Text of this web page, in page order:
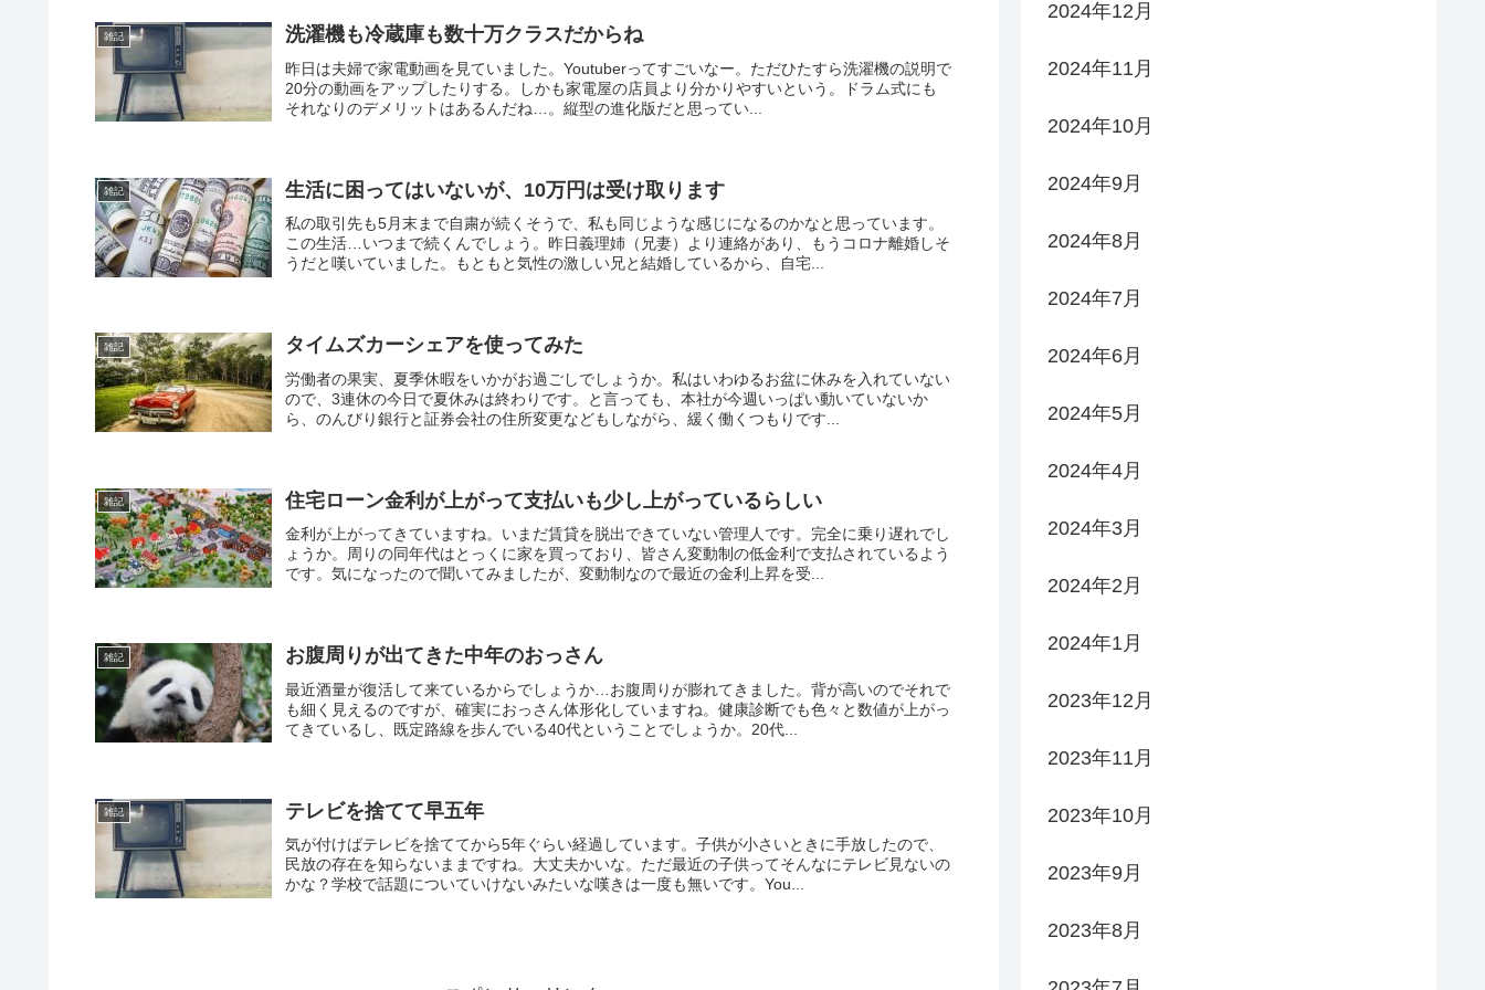
雑記 洗濯機も冷蔵庫も数十万クラスだからね
昨日は夫婦で家電動画を見ていました。Youtuberってすごいなー。ただひたすら洗濯機の説明で
20分の動画をアップしたりする。しかも家電屋の店員より分かりやすいという。ドラム式にも
それなりのデメリットはあるんだね…。縦型の進化版だと思ってい...
雑記 生活に困ってはいないが、10万円は受け取ります
私の取引先も5月末まで自粛が続くそうで、私も同じような感じになるのかなと思っています。
この生活…いつまで続くんでしょう。昨日義理姉（兄妻）より連絡があり、もうコロナ離婚しそ
うだと嘆いていました。もともと気性の激しい兄と結婚しているから、自宅...
雑記 タイムズカーシェアを使ってみた
労働者の果実、夏季休暇をいかがお過ごしでしょうか。私はいわゆるお盆に休みを入れていない
ので、3連休の今日で夏休みは終わりです。と言っても、本社が今週いっぱい動いていないか
ら、のんびり銀行と証券会社の住所変更などもしながら、緩く働くつもりです...
雑記 住宅ローン金利が上がって支払いも少し上がっているらしい
金利が上がってきていますね。いまだ賃貸を脱出できていない管理人です。完全に乗り遅れでし
ょうか。周りの同年代はとっくに家を買っており、皆さん変動制の低金利で支払されているよう
です。気になったので聞いてみましたが、変動制なので最近の金利上昇を受...
雑記 お腹周りが出てきた中年のおっさん
最近酒量が復活して来ているからでしょうか…お腹周りが膨れてきました。背が高いのでそれで
も細く見えるのですが、確実におっさん体形化していますね。健康診断でも色々と数値が上がっ
てきているし、既定路線を歩んでいる40代ということでしょうか。20代...
雑記 テレビを捨てて早五年
気が付けばテレビを捨ててから5年ぐらい経過しています。子供が小さいときに手放したので、
民放の存在を知らないままですね。大丈夫かいな。ただ最近の子供ってそんなにテレビ見ないの
かな？学校で話題についていけないみたいな嘆きは一度も無いです。You...
2024年12月
2024年11月
2024年10月
2024年9月
2024年8月
2024年7月
2024年6月
2024年5月
2024年4月
2024年3月
2024年2月
2024年1月
2023年12月
2023年11月
2023年10月
2023年9月
2023年8月